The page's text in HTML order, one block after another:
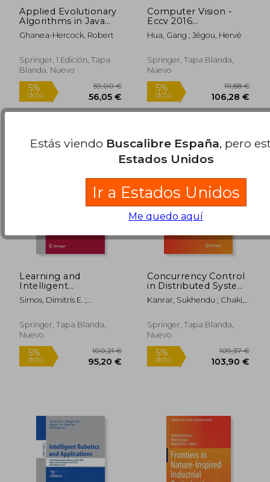
5%
dcto. 73,45 €
5%
dcto.
Applied Evolutionary
Algorithms in Java
(en Inglés)
Ghanea-Hercock, Robert
Springer, 1 Edición, Tapa
Blanda, Nuevo
Computer Vision -
Eccv 2016
Workshops:
Amsterdam, the
8-10 and 15-16, 2016,
Proceedings, Part I
Hua, Gang ; Jégou, Hervé
Springer, Tapa Blanda,
Nuevo
Learning and
Intelligent
Optimization: 16th
International
Milos Island, Greece,
June 5-10, 2022,
Papers (en Inglés)
Simos, Dimitris E. ;
Archetti, Francesco
Springer, Tapa Blanda,
Nuevo
Concurrency Control
in Distributed System
Using Mutual
Exclusion (en Inglés)
Kanrar, Sukhendu ; Chaki,
Samiran
Springer, Tapa Blanda,
Nuevo
Estás viendo Buscalibre España, pero
Estados Unidos
Ir a Estados Unidos
Me quedo aquí